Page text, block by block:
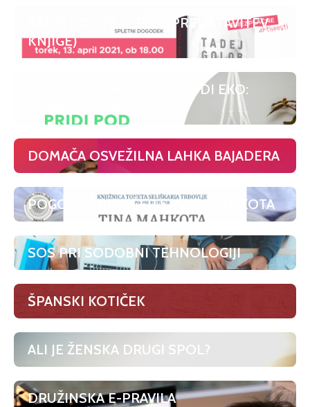
TADEJ GOLOB: VIRUS (PREDSTAVITEV
KNJIGE)
PRIDI POD SMREKO IN BODI EKO:
DOMAČA OSVEŽILNA LAHKA BAJADERA
POGOVORNI VEČER S TINO MAHKOTA
SOS PRI SODOBNI TEHNOLOGIJI
ŠPANSKI KOTIČEK
ALI JE ŽENSKA DRUGI SPOL?
DRUŽINSKA E-PRAVILA